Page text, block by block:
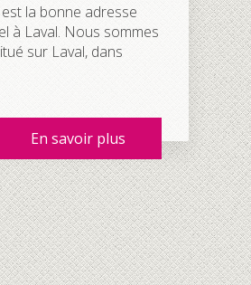
la bonne adresse
à Laval. Nous sommes
sur Laval, dans
En savoir plus